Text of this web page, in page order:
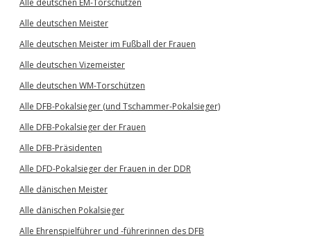
Alle deutschen EM-Torschützen
Alle deutschen Meister
Alle deutschen Meister im Fußball der Frauen
Alle deutschen Vizemeister
Alle deutschen WM-Torschützen
Alle DFB-Pokalsieger (und Tschammer-Pokalsieger)
Alle DFB-Pokalsieger der Frauen
Alle DFB-Präsidenten
Alle DFD-Pokalsieger der Frauen in der DDR
Alle dänischen Meister
Alle dänischen Pokalsieger
Alle Ehrenspielführer und -führerinnen des DFB